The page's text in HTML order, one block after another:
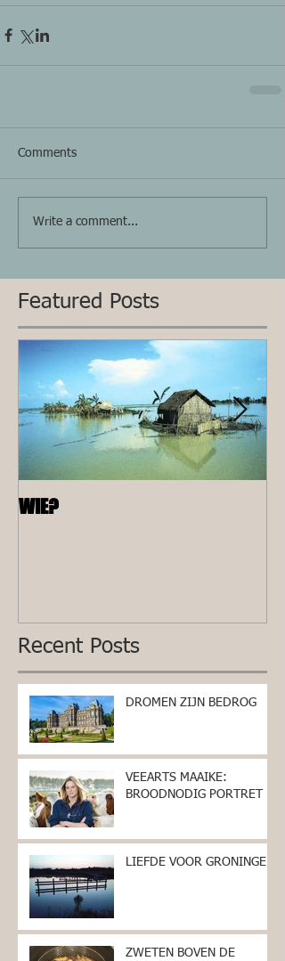
Featured Posts
Recent Posts
Comments
Write a comment...
WIE?
DROMEN ZIJN BEDROG
VEEARTS MAAIKE:
BROODNODIG PORTRET
LIEFDE VOOR GRONINGEN
ZWETEN BOVEN DE